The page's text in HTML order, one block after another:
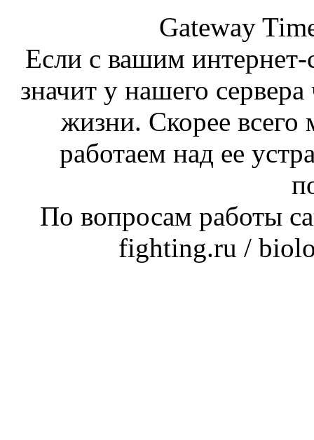
Gateway
Если с вашим интернет-
значит у нашего
жизни. Скорее
работаем над ее
По вопросам работы
fighting.ru /